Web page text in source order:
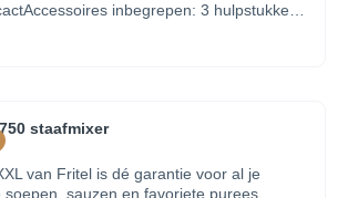
inbegrepen: 3 hulpstukken,
VERPAKKING Bamix Cordless 3
menger en klopper Batterij Lader
staafmixer
van Fritel is dé garantie voor al je
sauzen en favoriete purees.